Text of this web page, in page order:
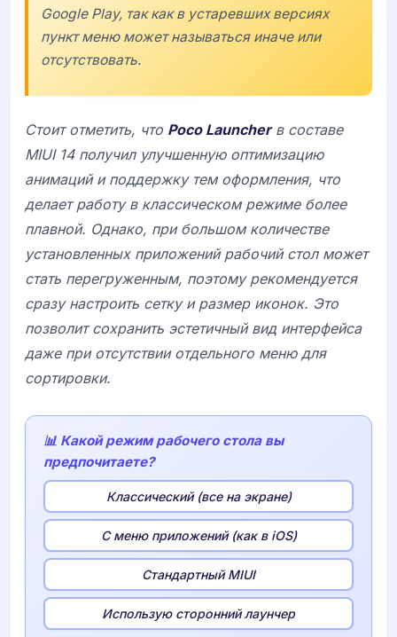
Google Play, так как в устаревших версиях
пункт меню может называться иначе или
отсутствовать.
Стоит отметить, что Poco Launcherв составе
MIUI 14 получил улучшенную оптимизацию
анимаций и поддержку тем оформления, что
делает работу в классическом режиме более
плавной. Однако, при большом количестве
установленных приложений рабочий стол может
стать перегруженным, поэтому рекомендуется
сразу настроить сетку и размер иконок. Это
позволит сохранить эстетичный вид интерфейса
даже при отсутствии отдельного меню для
сортировки.
📊 Какой режим рабочего стола вы
предпочитаете?
Классический (все на экране)
С меню приложений (как в iOS)
Стандартный MIUI
Использую сторонний лаунчер